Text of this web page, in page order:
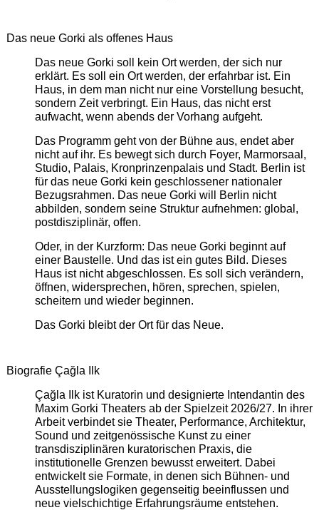
Das neue Gorki als offenes Haus
Das neue Gorki soll kein Ort werden, der sich nur
erklärt. Es soll ein Ort werden, der erfahrbar ist. Ein
Haus, in dem man nicht nur eine Vorstellung besucht,
sondern Zeit verbringt. Ein Haus, das nicht erst
aufwacht, wenn abends der Vorhang aufgeht.
Das Programm geht von der Bühne aus, endet aber
nicht auf ihr. Es bewegt sich durch Foyer, Marmorsaal,
Studio, Palais, Kronprinzenpalais und Stadt. Berlin ist
für das neue Gorki kein geschlossener nationaler
Bezugsrahmen. Das neue Gorki will Berlin nicht
abbilden, sondern seine Struktur aufnehmen: global,
postdisziplinär, offen.
Oder, in der Kurzform: Das neue Gorki beginnt auf
einer Baustelle. Und das ist ein gutes Bild. Dieses
Haus ist nicht abgeschlossen. Es soll sich verändern,
öffnen, widersprechen, hören, sprechen, spielen,
scheitern und wieder beginnen.
Das Gorki bleibt der Ort für das Neue.
Biografie Çağla Ilk
Çağla Ilk ist Kuratorin und designierte Intendantin des
Maxim Gorki Theaters ab der Spielzeit 2026/27. In ihrer
Arbeit verbindet sie Theater, Performance, Architektur,
Sound und zeitgenössische Kunst zu einer
transdisziplinären kuratorischen Praxis, die
institutionelle Grenzen bewusst erweitert. Dabei
entwickelt sie Formate, in denen sich Bühnen- und
Ausstellungslogiken gegenseitig beeinflussen und
neue vielschichtige Erfahrungsräume entstehen.